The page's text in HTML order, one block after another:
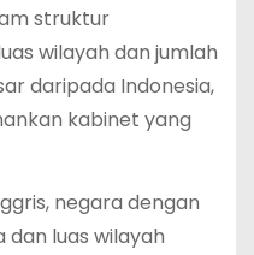
struktur
wilayah dan jumlah
daripada Indonesia,
kabinet yang
negara dengan
dan luas wilayah